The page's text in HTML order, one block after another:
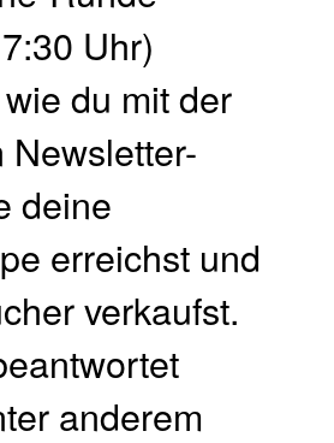
Uhr)
du mit der
Newsletter-
deine
erreichst und
verkaufst.
anderem